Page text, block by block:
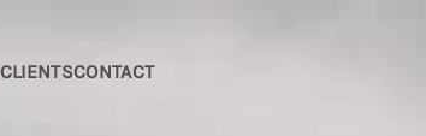
CLIENTSCONTACT